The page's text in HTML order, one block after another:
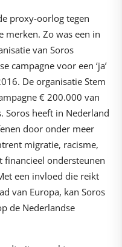
proxy-oorlog tegen
merken. Zo was een in
van Soros
campagne voor een ‘ja’
De organisatie Stem
€ 200.000 van
Soros heeft in Nederland
door onder meer
migratie, racisme,
financieel ondersteunen
een invloed die reikt
van Europa, kan Soros
de Nederlandse